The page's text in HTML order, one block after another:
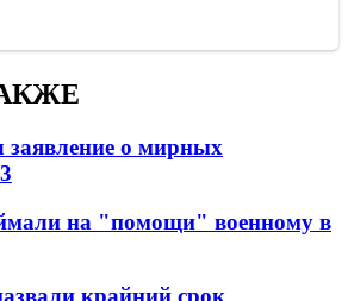
заявление о мирных
на "помощи" военному в